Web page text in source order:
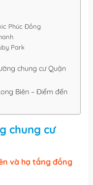
Phúc Đồng
Park
chung cư Quận
Biên – Điểm đến
chung cư
và hạ tầng đồng